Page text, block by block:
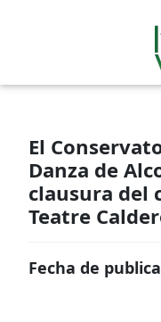
El
Danza de
clausura del
Teatre
Fecha de